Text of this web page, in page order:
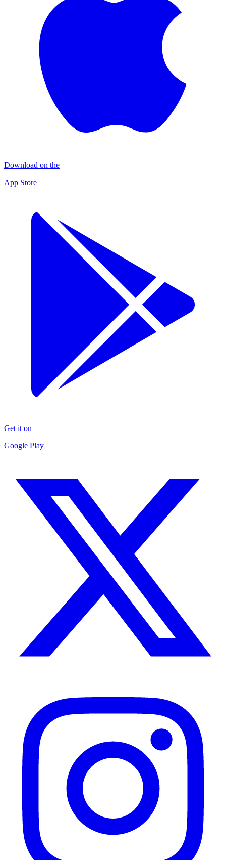
Download on the
App Store
Get it on
Google Play